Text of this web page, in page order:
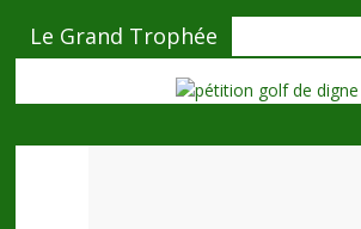
Le Grand Trophée